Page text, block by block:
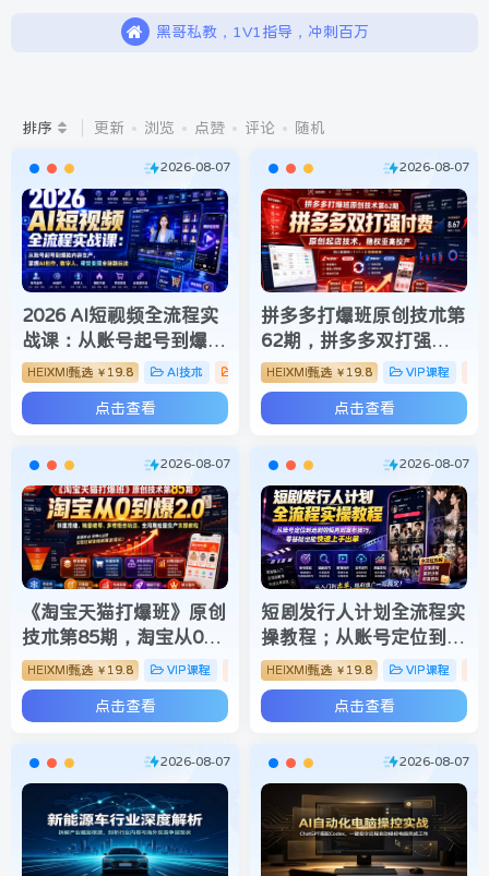
黑哥私教，1V1指导，冲刺百万
排序 更新 浏览 点赞 评论 随机
2026-08-07
2026 AI短视频全流程实
战课：从账号起号到爆款
内容生产，掌握AI创作、
数字人、带货变现全链路
玩法
HEIXMI甄选 ￥ 19.8 AI技术 VIP课程
点击查看
2026-08-07
拼多多打爆班原创技术第
62期，拼多多双打强付
费，原创起店技术，稳权
重高投产
HEIXMI甄选 ￥ 19.8 VIP课程
点击查看
2026-08-07
《淘宝天猫打爆班》原创
技术第85期，淘宝从0到
爆2.0，权重搭建、销量
破零、多维组合玩法、全
周期起量投产实操教程
HEIXMI甄选 ￥ 19.8 VIP课程 电商运营
点击查看
2026-08-07
短剧发行人计划全流程实
操教程；从账号定位到选
剧剪辑再到发布技巧，零
基础也能快速上手出单
HEIXMI甄选 ￥ 19.8 VIP课程
点击查看
2026-08-07 2026-08-07